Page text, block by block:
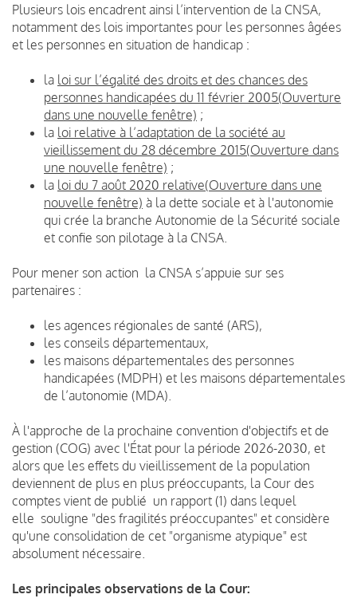
Plusieurs lois encadrent ainsi l’intervention de la CNSA,
notamment des lois importantes pour les personnes âgées
et les personnes en situation de handicap :
la loi sur l’égalité des droits et des chances des
personnes handicapées du 11 février 2005(Ouverture
dans une nouvelle fenêtre) ;
la loi relative à l’adaptation de la société au
vieillissement du 28 décembre 2015(Ouverture dans
une nouvelle fenêtre) ;
la loi du 7 août 2020 relative(Ouverture dans une
nouvelle fenêtre) à la dette sociale et à l'autonomie
qui crée la branche Autonomie de la Sécurité sociale
et confie son pilotage à la CNSA.
Pour mener son action la CNSA s’appuie sur ses
partenaires :
les agences régionales de santé (ARS),
les conseils départementaux,
les maisons départementales des personnes
handicapées (MDPH) et les maisons départementales
de l’autonomie (MDA).
À l'approche de la prochaine convention d'objectifs et de
gestion (COG) avec l'État pour la période 2026-2030, et
alors que les effets du vieillissement de la population
deviennent de plus en plus préoccupants, la Cour des
comptes vient de publié un rapport (1) dans lequel
elle souligne "des fragilités préoccupantes" et considère
qu'une consolidation de cet "organisme atypique" est
absolument nécessaire.
Les principales observations de la Cour: